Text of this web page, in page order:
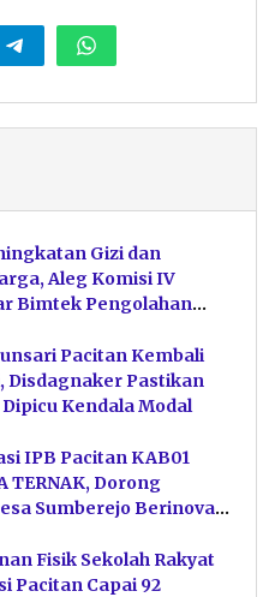
Gizi dan
Aleg Komisi IV
Bimtek Pengolahan
Pacitan Kembali
Disdagnaker Pastikan
Kendala Modal
IPB Pacitan KAB01
TERNAK, Dorong
Sumberejo Berinovasi
Fisik Sekolah Rakyat
Pacitan Capai 92